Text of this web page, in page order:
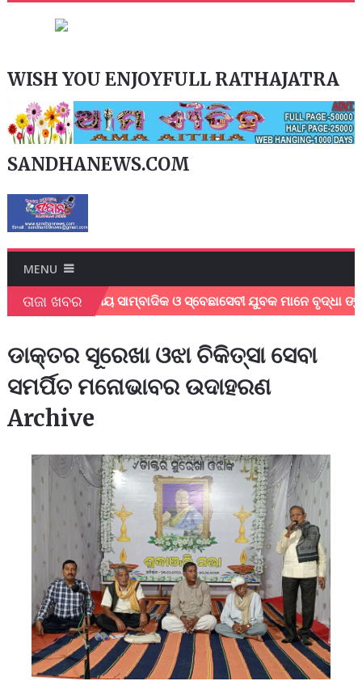
WISH YOU ENJOYFULL RATHAJATRA
SANDHANEWS.COM
MENU
ତାଜା ଖବର
ସ୍ଥାନୀୟ ସାମ୍ବାଦିକ ଓ ସ୍ବେଛାସେବୀ ଯୁବକ ମାନେ ବୃଦ୍ଧା
ଡାକ୍ତର ସୂରେଖା ଓଝା ଚିକିତ୍ସା ସେବା
ସମର୍ପିତ ମନୋଭାବର ଉଦାହରଣ
Archive